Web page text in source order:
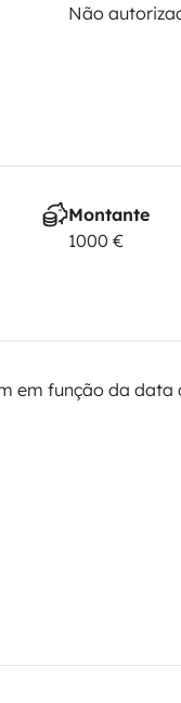
Não
Montante
1000 €
em função da data